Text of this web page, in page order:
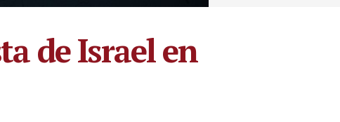
de Israel en